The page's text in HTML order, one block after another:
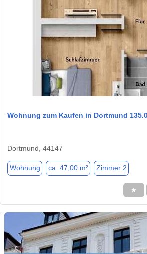
Wohnung zum Kaufen in Dortmund
Dortmund, 44147
Wohnung ca. 47,00 m² Zimmer 2
★